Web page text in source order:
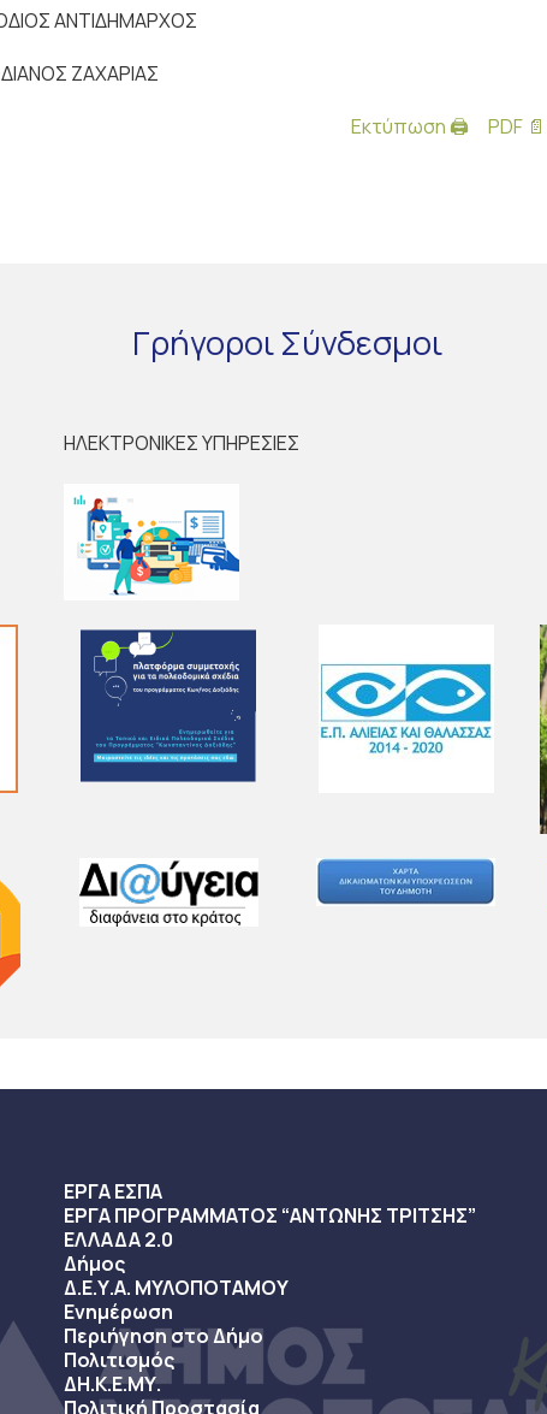
ΑΝΤΙΔΗΜΑΡΧΟΣ
ΖΑΧΑΡΙΑΣ
Εκτύπωση 🖨
PDF 📄
ΓρήγοροιΣύνδεσμοι
ΗΛΕΚΤΡΟΝΙΚΕΣ ΥΠΗΡΕΣΙΕΣ
ΕΡΓΑ ΕΣΠΑ
ΕΡΓΑ ΠΡΟΓΡΑΜΜΑΤΟΣ “ΑΝΤΩΝΗΣ ΤΡΙΤΣΗΣ”
ΕΛΛΑΔΑ 2.0
Δήμος
Δ.Ε.Υ.Α. ΜΥΛΟΠΟΤΑΜΟΥ
Ενημέρωση
Περιήγηση στο Δήμο
Πολιτισμός
ΔΗ.Κ.Ε.ΜΥ.
Πολιτική Προστασία